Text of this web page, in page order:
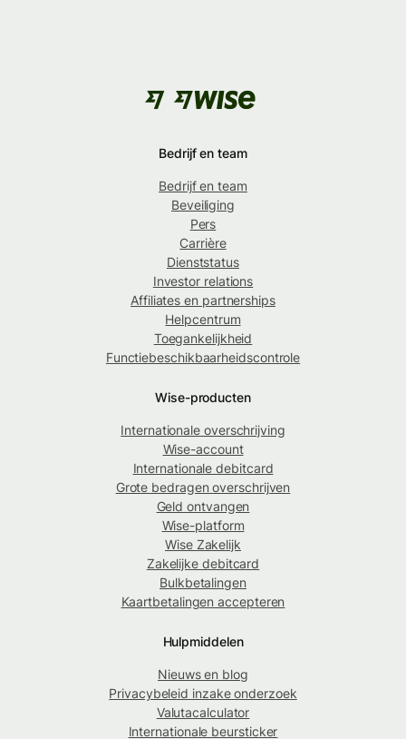
Bedrijf en team
Bedrijf en team
Beveiliging
Pers
Carrière
Dienststatus
Investor relations
Affiliates en partnerships
Helpcentrum
Toegankelijkheid
Functiebeschikbaarheidscontrole
Wise-producten
Internationale overschrijving
Wise-account
Internationale debitcard
Grote bedragen overschrijven
Geld ontvangen
Wise-platform
Wise Zakelijk
Zakelijke debitcard
Bulkbetalingen
Kaartbetalingen accepteren
Hulpmiddelen
Nieuws en blog
Privacybeleid inzake onderzoek
Valutacalculator
Internationale beursticker